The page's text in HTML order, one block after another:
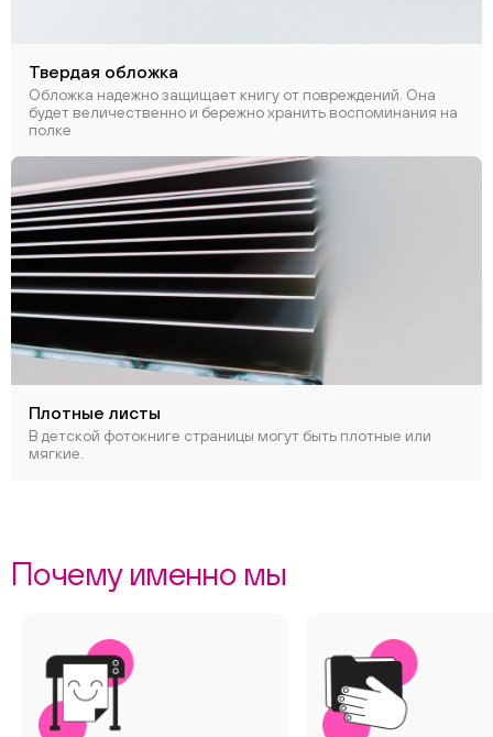
Твердая обложка
Обложка надежно защищает книгу от повреждений. Она
будет величественно и бережно хранить воспоминания на
полке
Плотные листы
В детской фотокниге страницы могут быть плотные или
мягкие.
Почему именно мы